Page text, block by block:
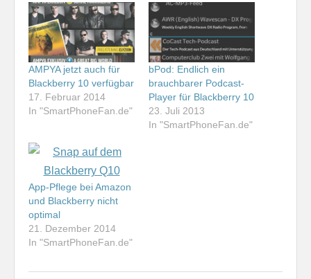
AMPYA jetzt auch für
Blackberry 10 verfügbar
17. Februar 2014
In "SmartPhoneFan.de"
bPod: Endlich ein
brauchbarer Podcast-
Player für Blackberry 10
23. Juli 2013
In "SmartPhoneFan.de"
App-Pflege bei Amazon
und Blackberry nicht
optimal
21. Dezember 2014
In "SmartPhoneFan.de"